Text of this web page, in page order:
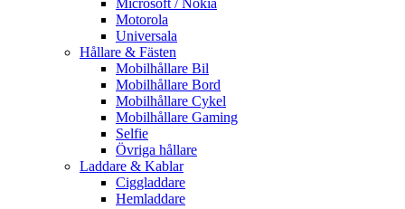
Microsoft / Nokia
Motorola
Universala
Hållare & Fästen
Mobilhållare Bil
Mobilhållare Bord
Mobilhållare Cykel
Mobilhållare Gaming
Selfie
Övriga hållare
Laddare & Kablar
Ciggladdare
Hemladdare